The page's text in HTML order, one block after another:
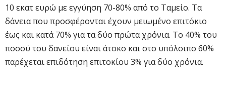
10 εκατ ευρώ με εγγύηση 70-80% από το Ταμείο. Τα
δάνεια που προσφέρονται έχουν μειωμένο επιτόκιο
έως και κατά 70% για τα δύο πρώτα χρόνια. Το 40% του
ποσού του δανείου είναι άτοκο και στο υπόλοιπο 60%
παρέχεται επιδότηση επιτοκίου 3% για δύο χρόνια.